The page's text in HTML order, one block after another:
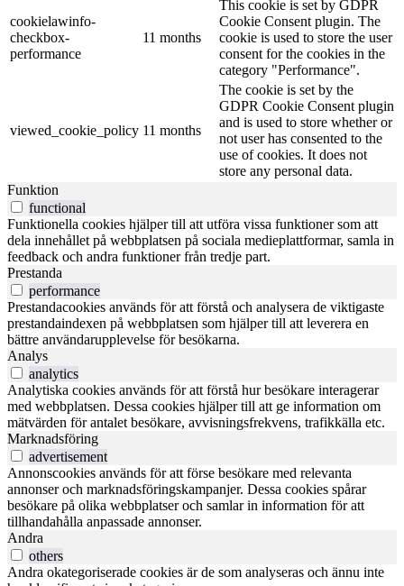
cookielawinfo-
checkbox-
performance
11 months
This cookie is set by GDPR
Cookie Consent plugin. The
cookie is used to store the user
consent for the cookies in the
category "Performance".
viewed_cookie_policy 11 months
The cookie is set by the
GDPR Cookie Consent plugin
and is used to store whether or
not user has consented to the
use of cookies. It does not
store any personal data.
Funktion
functional
Funktionella cookies hjälper till att utföra vissa funktioner som att
dela innehållet på webbplatsen på sociala medieplattformar, samla in
feedback och andra funktioner från tredje part.
Prestanda
performance
Prestandacookies används för att förstå och analysera de viktigaste
prestandaindexen på webbplatsen som hjälper till att leverera en
bättre användarupplevelse för besökarna.
Analys
analytics
Analytiska cookies används för att förstå hur besökare interagerar
med webbplatsen. Dessa cookies hjälper till att ge information om
mätvärden för antalet besökare, avvisningsfrekvens, trafikkälla etc.
Marknadsföring
advertisement
Annonscookies används för att förse besökare med relevanta
annonser och marknadsföringskampanjer. Dessa cookies spårar
besökare på olika webbplatser och samlar in information för att
tillhandahålla anpassade annonser.
Andra
others
Andra okategoriserade cookies är de som analyseras och ännu inte